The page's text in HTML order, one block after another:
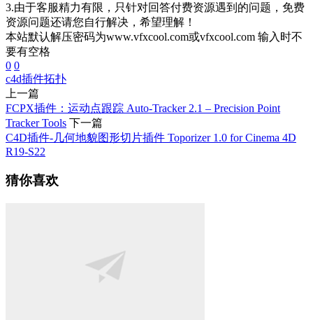
3.由于客服精力有限，只针对回答付费资源遇到的问题，免费
资源问题还请您自行解决，希望理解！
本站默认解压密码为www.vfxcool.com或vfxcool.com 输入时不
要有空格
0 0
c4d插件拓扑
上一篇
FCPX插件：运动点跟踪 Auto-Tracker 2.1 – Precision Point
Tracker Tools 下一篇
C4D插件-几何地貌图形切片插件 Toporizer 1.0 for Cinema 4D
R19-S22
猜你喜欢